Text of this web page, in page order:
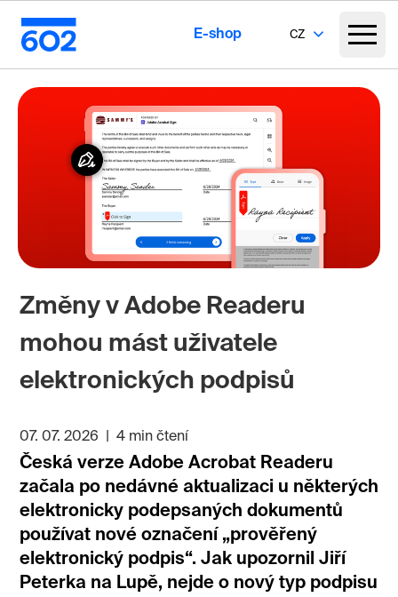
E-shop CZ
Změny v Adobe Readeru
mohou mást uživatele
elektronických podpisů
07. 07. 2026 4 min čtení
Česká verze Adobe Acrobat Readeru
začala po nedávné aktualizaci u některých
elektronicky podepsaných dokumentů
používat nové označení „prověřený
elektronický podpis“. Jak upozornil Jiří
Peterka na Lupě, nejde o nový typ podpisu